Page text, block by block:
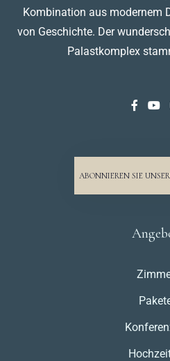
Kombination aus modernem
von Geschichte. Der
Palastkomplex
ABONNIEREN SIE